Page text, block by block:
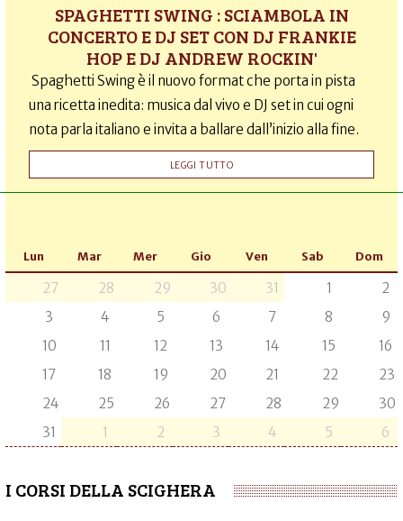
SPAGHETTI SWING : SCIAMBOLA IN
CONCERTO E DJ SET CON DJ FRANKIE
HOP E DJ ANDREW ROCKIN'
Spaghetti Swing è il nuovo format che porta in pista
una ricetta inedita: musica dal vivo e DJ set in cui ogni
nota parla italiano e invita a ballare dall’inizio alla fine.
LEGGI TUTTO
Lun Mar Mer Gio Ven Sab Dom
27 28 29 30 31 1
2
3
4 5 6 7 8
9
10
11 12 13 14 15
16
17
18 19 20 21 22
23
24
25 26 27 28 29
30
31
1 2 3 4 5 6
I CORSI DELLA SCIGHERA